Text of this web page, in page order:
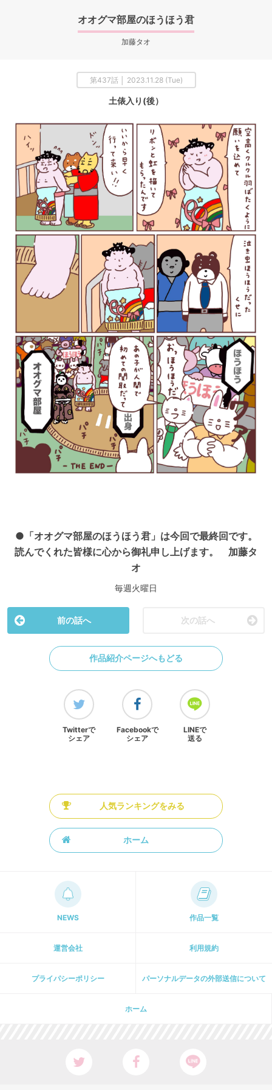
オオグマ部屋のほうほう君
加藤タオ
第437話 │ 2023.11.28 (Tue)
土俵入り(後）
●「オオグマ部屋のほうほう君」は今回で最終回です。
読んでくれた皆様に心から御礼申し上げます。 加藤タ
オ
毎週火曜日
前の話へ 次の話へ
作品紹介ページへもどる
Twitterで
シェア
Facebookで
シェア
LINEで
送る
人気ランキングをみる
ホーム
NEWS 作品一覧
運営会社 利用規約
プライパシーポリシー パーソナルデータの外部送信について
ホーム